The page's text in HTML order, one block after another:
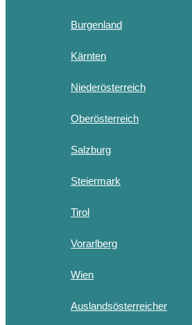
Burgenland
Kärnten
Niederösterreich
Oberösterreich
Salzburg
Steiermark
Tirol
Vorarlberg
Wien
Auslandsösterreicher